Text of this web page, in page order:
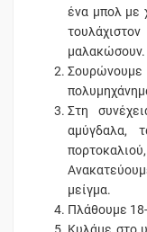
ένα μπολ με
μαλακώσουν.
Στη
αμύγδαλα,
μείγμα.
Πλάθουμε
Κυλάμε στο